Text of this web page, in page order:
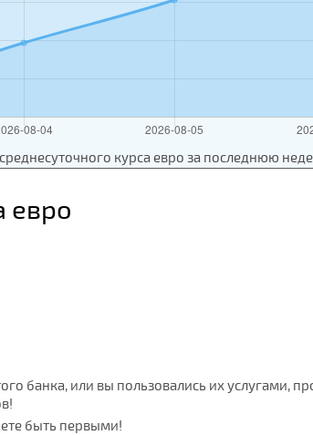
курса евро за последнюю
евро
банка, или вы пользовались их услугами,
быть первыми!